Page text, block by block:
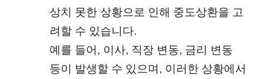
상치 못한 상황으로 인해 중도상환을 고
려할 수 있습니다.
예를 들어, 이사, 직장 변동, 금리 변동
등이 발생할 수 있으며, 이러한 상황에서